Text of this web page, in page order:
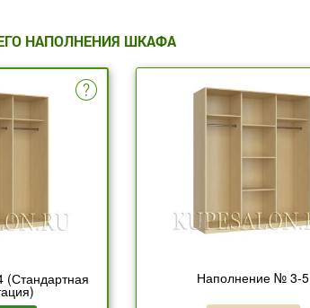
НАПОЛНЕНИЯ ШКАФА
Наполнение № 3-5